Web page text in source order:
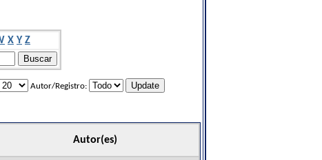
X Y Z
Autor/Registro:
Autor(es)